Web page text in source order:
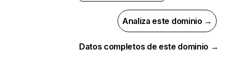
Analiza este dominio →
Datos completos de este dominio →